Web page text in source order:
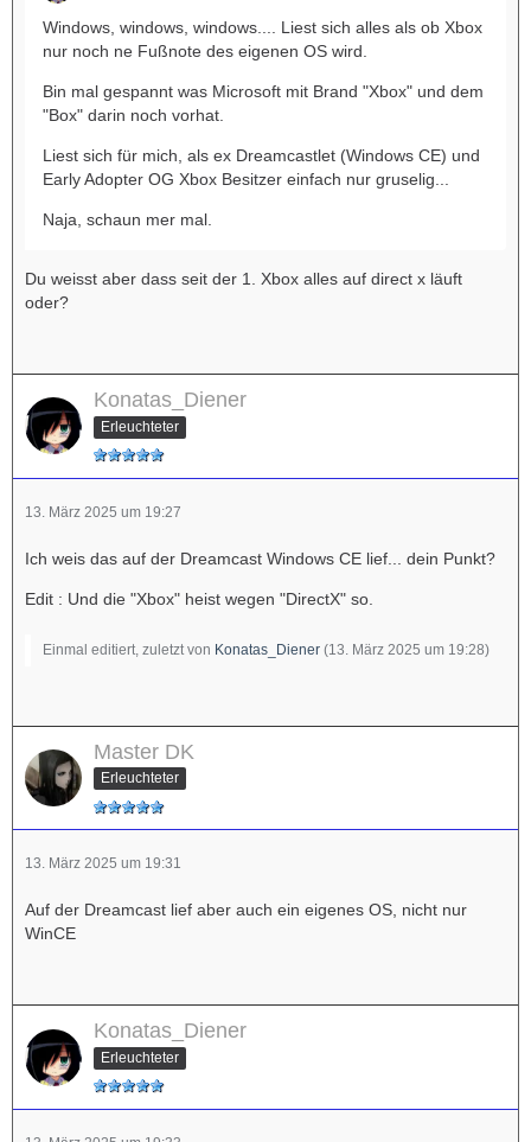
Windows, windows, windows.... Liest sich alles als ob Xbox
nur noch ne Fußnote des eigenen OS wird.
Bin mal gespannt was Microsoft mit Brand "Xbox" und dem
"Box" darin noch vorhat.
Liest sich für mich, als ex Dreamcastlet (Windows CE) und
Early Adopter OG Xbox Besitzer einfach nur gruselig...
Naja, schaun mer mal.
Du weisst aber dass seit der 1. Xbox alles auf direct x läuft
oder?
Konatas_Diener
Erleuchteter
13. März 2025 um 19:27
Ich weis das auf der Dreamcast Windows CE lief... dein Punkt?
Edit : Und die "Xbox" heist wegen "DirectX" so.
Einmal editiert, zuletzt von Konatas_Diener (13. März 2025 um 19:28)
Master DK
Erleuchteter
13. März 2025 um 19:31
Auf der Dreamcast lief aber auch ein eigenes OS, nicht nur
WinCE
Konatas_Diener
Erleuchteter